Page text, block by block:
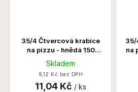
35/4 Čtvercová krabice
na pizzu - hnědá 150
Ks/Krt
Skladem
9,12 Kč bez DPH
11,04 Kč / ks
35/
na